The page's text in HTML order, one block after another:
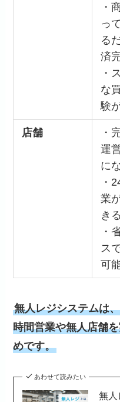
・
っ
る
済
・
な
験
店舗
・
運
に
・
業
きる
・
ス
可
無人レジシステムは
時間営業や無人店舗
めです。
あわせて読みたい
無人